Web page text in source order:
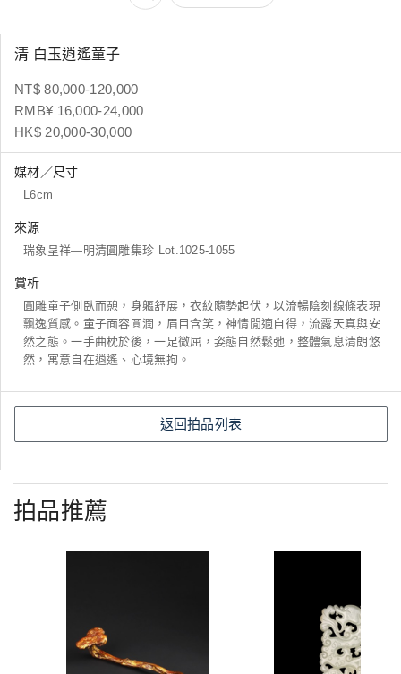
清 白玉逍遙童子
NT$ 80,000-120,000
RMB¥ 16,000-24,000
HK$ 20,000-30,000
媒材／尺寸
L6cm
來源
瑞象呈祥―明清圓雕集珍 Lot.1025-1055
賞析
圓雕童子側臥而憩，身軀舒展，衣紋隨勢起伏，以流暢陰刻線條表現
飄逸質感。童子面容圓潤，眉目含笑，神情閒適自得，流露天真與安
然之態。一手曲枕於後，一足微屈，姿態自然鬆弛，整體氣息清朗悠
然，寓意自在逍遙、心境無拘。
返回拍品列表
拍品推薦